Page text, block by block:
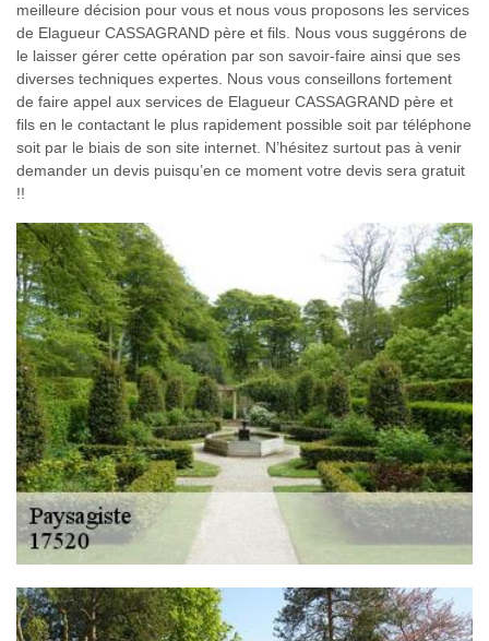
meilleure décision pour vous et nous vous proposons les services
de Elagueur CASSAGRAND père et fils. Nous vous suggérons de
le laisser gérer cette opération par son savoir-faire ainsi que ses
diverses techniques expertes. Nous vous conseillons fortement
de faire appel aux services de Elagueur CASSAGRAND père et
fils en le contactant le plus rapidement possible soit par téléphone
soit par le biais de son site internet. N’hésitez surtout pas à venir
demander un devis puisqu’en ce moment votre devis sera gratuit
!!